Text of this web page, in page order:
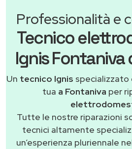
Professionalità e
Tecnico
Ignis
Un tecnico Ignis
tua a Fontaniva per
Tutte le nostre riparazioni
tecnici altamente
un’esperienza pluriennale